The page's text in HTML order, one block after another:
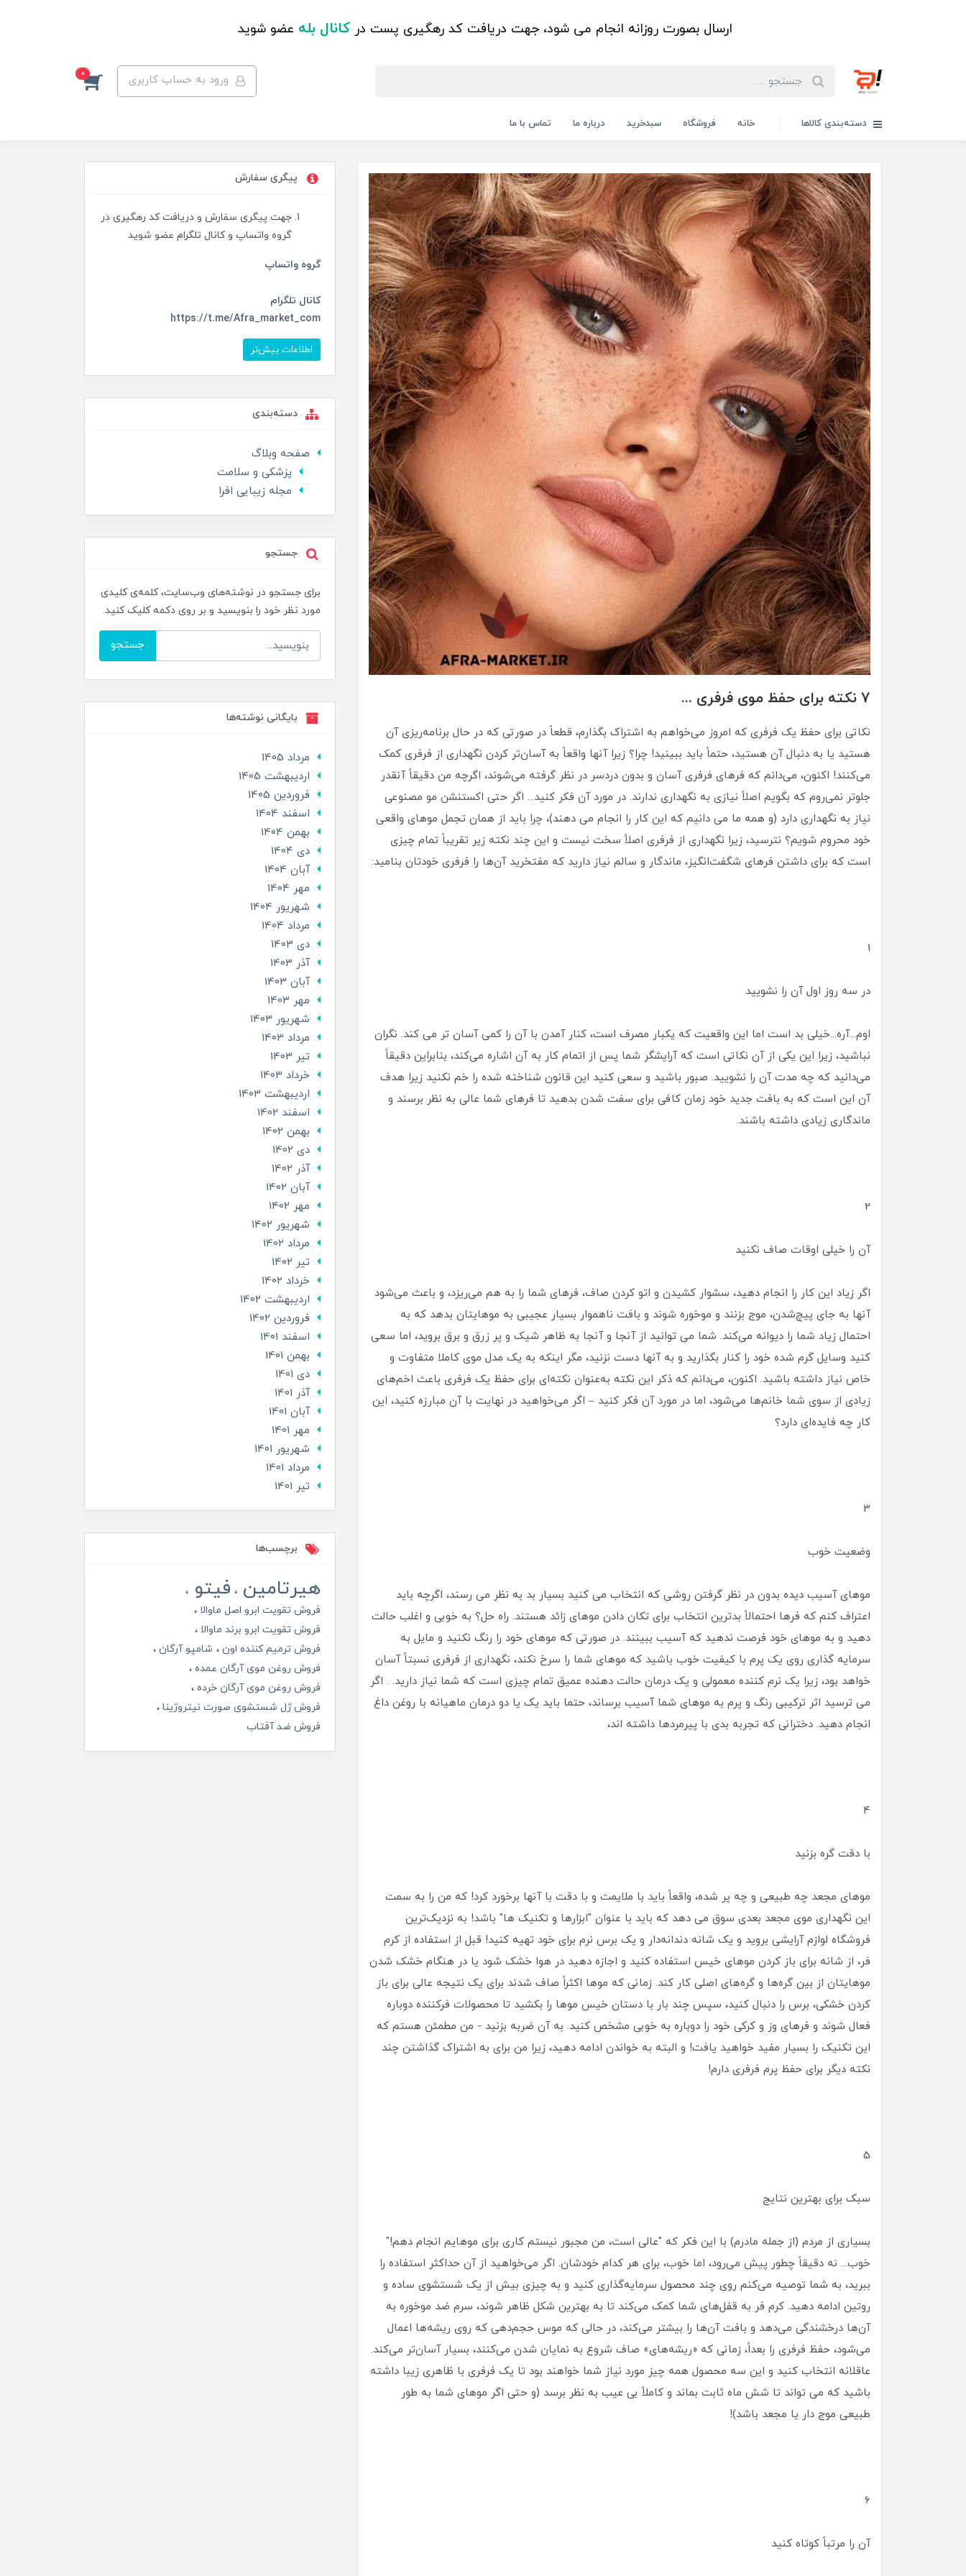
ارسال بصورت روزانه انجام می شود، جهت دریافت کد رهگیری پست در کانال بله عضو شوید
ورود به حساب کاربری 0
دسته‌بندی کالاها خانه فروشگاه سبدخرید درباره ما تماس با ما
7 نکته برای حفظ موی فرفری ...
نکاتی برای حفظ یک فرفری که امروز می‌خواهم به اشتراک بگذارم، قطعاً در صورتی که در حال برنامه‌ریزی آن
هستید یا به دنبال آن هستید، حتماً باید ببینید! چرا؟ زیرا آنها واقعاً به آسان‌تر کردن نگهداری از فرفری کمک
می‌کنند! اکنون، می‌دانم که فرهای فرفری آسان و بدون دردسر در نظر گرفته می‌شوند، اگرچه من دقیقاً آنقدر
جلوتر نمی‌روم که بگویم اصلاً نیازی به نگهداری ندارند. در مورد آن فکر کنید... اگر حتی اکستنشن مو مصنوعی
نیاز به نگهداری دارد (و همه ما می دانیم که این کار را انجام می دهند)، چرا باید از همان تجمل موهای واقعی
خود محروم شویم؟ نترسید، زیرا نگهداری از فرفری اصلاً سخت نیست و این چند نکته زیر تقریباً تمام چیزی
است که برای داشتن فرهای شگفت‌انگیز، ماندگار و سالم نیاز دارید که مفتخرید آن‌ها را فرفری خودتان بنامید:
1
در سه روز اول آن را نشویید
اوم...آره...خیلی بد است اما این واقعیت که یکبار مصرف است، کنار آمدن با آن را کمی آسان تر می کند. نگران
نباشید، زیرا این یکی از آن نکاتی است که آرایشگر شما پس از اتمام کار به آن اشاره می‌کند، بنابراین دقیقاً
می‌دانید که چه مدت آن را نشویید. صبور باشید و سعی کنید این قانون شناخته شده را خم نکنید زیرا هدف
آن این است که به بافت جدید خود زمان کافی برای سفت شدن بدهید تا فرهای شما عالی به نظر برسند و
ماندگاری زیادی داشته باشند.
2
آن را خیلی اوقات صاف نکنید
اگر زیاد این کار را انجام دهید، سشوار کشیدن و اتو کردن صاف، فرهای شما را به هم می‌ریزد، و باعث می‌شود
آنها به جای پیچ‌شدن، موج بزنند و موخوره شوند و بافت ناهموار بسیار عجیبی به موهایتان بدهد که به
احتمال زیاد شما را دیوانه می‌کند. شما می توانید از آنجا و آنجا به ظاهر شیک و پر زرق و برق بروید، اما سعی
کنید وسایل گرم شده خود را کنار بگذارید و به آنها دست نزنید، مگر اینکه به یک مدل موی کاملا متفاوت و
خاص نیاز داشته باشید. اکنون، می‌دانم که ذکر این نکته به‌عنوان نکته‌ای برای حفظ یک فرفری باعث اخم‌های
زیادی از سوی شما خانم‌ها می‌شود، اما در مورد آن فکر کنید – اگر می‌خواهید در نهایت با آن مبارزه کنید، این
کار چه فایده‌ای دارد؟
3
وضعیت خوب
موهای آسیب دیده بدون در نظر گرفتن روشی که انتخاب می کنید بسیار بد به نظر می رسند، اگرچه باید
اعتراف کنم که فرها احتمالاً بدترین انتخاب برای تکان دادن موهای زائد هستند. راه حل؟ به خوبی و اغلب حالت
دهید و به موهای خود فرصت ندهید که آسیب ببینند. در صورتی که موهای خود را رنگ نکنید و مایل به
سرمایه گذاری روی یک پرم با کیفیت خوب باشید که موهای شما را سرخ نکند، نگهداری از فرفری نسبتاً آسان
خواهد بود، زیرا یک نرم کننده معمولی و یک درمان حالت دهنده عمیق تمام چیزی است که شما نیاز دارید. . اگر
می ترسید اثر ترکیبی رنگ و پرم به موهای شما آسیب برساند، حتما باید یک یا دو درمان ماهیانه با روغن داغ
انجام دهید. دخترانی که تجربه بدی با پیرمردها داشته اند،
4
با دقت گره بزنید
موهای مجعد چه طبیعی و چه پر شده، واقعاً باید با ملایمت و با دقت با آنها برخورد کرد! که من را به سمت
این نگهداری موی مجعد بعدی سوق می دهد که باید با عنوان "ابزارها و تکنیک ها" باشد! به نزدیک‌ترین
فروشگاه لوازم آرایشی بروید و یک شانه دندانه‌دار و یک برس نرم برای خود تهیه کنید! قبل از استفاده از کرم
فر، از شانه برای باز کردن موهای خیس استفاده کنید و اجازه دهید در هوا خشک شود یا در هنگام خشک شدن
موهایتان از بین گره‌ها و گره‌های اصلی کار کند. زمانی که موها اکثراً صاف شدند برای یک نتیجه عالی برای باز
کردن خشکی، برس را دنبال کنید، سپس چند بار با دستان خیس موها را بکشید تا محصولات فرکننده دوباره
فعال شوند و فرهای وز و کرکی خود را دوباره به خوبی مشخص کنید. به آن ضربه بزنید - من مطمئن هستم که
این تکنیک را بسیار مفید خواهید یافت! و البته به خواندن ادامه دهید، زیرا من برای به اشتراک گذاشتن چند
نکته دیگر برای حفظ پرم فرفری دارم!
5
سبک برای بهترین نتایج
بسیاری از مردم (از جمله مادرم) با این فکر که "عالی است، من مجبور نیستم کاری برای موهایم انجام دهم!"
خوب... نه دقیقاً چطور پیش می‌رود، اما خوب، برای هر کدام خودشان. اگر می‌خواهید از آن حداکثر استفاده را
ببرید، به شما توصیه می‌کنم روی چند محصول سرمایه‌گذاری کنید و به چیزی بیش از یک شستشوی ساده و
روتین ادامه دهید. کرم فر به قفل‌های شما کمک می‌کند تا به بهترین شکل ظاهر شوند، سرم ضد موخوره به
آن‌ها درخشندگی می‌دهد و بافت آن‌ها را بیشتر می‌کند، در حالی که موس حجم‌دهی که روی ریشه‌ها اعمال
می‌شود، حفظ فرفری را بعداً، زمانی که «ریشه‌های» صاف شروع به نمایان شدن می‌کنند، بسیار آسان‌تر می‌کند.
عاقلانه انتخاب کنید و این سه محصول همه چیز مورد نیاز شما خواهند بود تا یک فرفری با ظاهری زیبا داشته
باشید که می تواند تا شش ماه ثابت بماند و کاملاً بی عیب به نظر برسد (و حتی اگر موهای شما به طور
طبیعی موج دار یا مجعد باشد)!
6
آن را مرتباً کوتاه کنید
پیگری سفارش
جهت پیگری سفارش و دریافت کد رهگیری در
گروه واتساپ و کانال تلگرام عضو شوید
گروه واتساپ
کانال تلگرام
https://t.me/Afra_market_com
اطلاعات بیش‌تر
دسته‌بندی
صفحه وبلاگ
پزشکی و سلامت
مجله زیبایی افرا
جستجو
برای جستجو در نوشته‌های وب‌سایت، کلمه‌ی کلیدی
مورد نظر خود را بنویسید و بر روی دکمه کلیک کنید.
جستجو
بایگانی نوشته‌ها
مرداد 1405
ارديبهشت 1405
فروردین 1405
اسفند 1404
بهمن 1404
دی 1404
آبان 1404
مهر 1404
شهریور 1404
مرداد 1404
دی 1403
آذر 1403
آبان 1403
مهر 1403
شهریور 1403
مرداد 1403
تير 1403
خرداد 1403
ارديبهشت 1403
اسفند 1402
بهمن 1402
دی 1402
آذر 1402
آبان 1402
مهر 1402
شهریور 1402
مرداد 1402
تير 1402
خرداد 1402
ارديبهشت 1402
فروردین 1402
اسفند 1401
بهمن 1401
دی 1401
آذر 1401
آبان 1401
مهر 1401
شهریور 1401
مرداد 1401
تير 1401
برچسب‌ها
هیرتامین فیتو
فروش تقویت ابرو اصل ماوالا
فروش تقویت ابرو برند ماوالا
فروش ترمیم کننده اون
شامپو آرگان
فروش روغن موی آرگان عمده
فروش روغن موی آرگان خرده
فروش ژل شستشوی صورت نیتروژینا
فروش ضد آفتاب